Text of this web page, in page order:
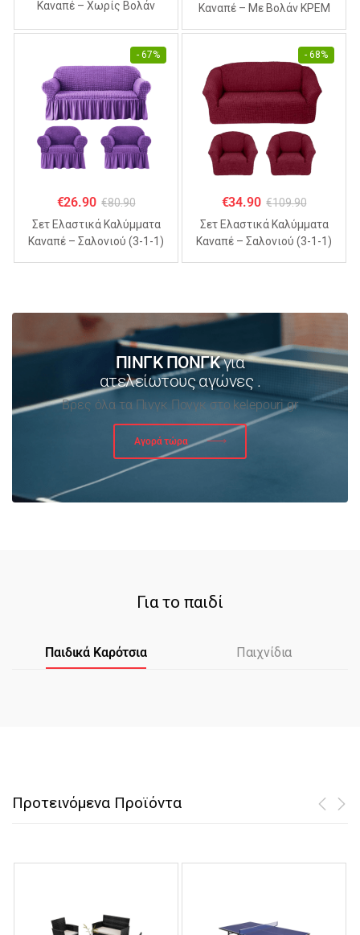
Καναπέ – Χωρίς Βολάν
Καναπέ – Με Βολάν ΚΡΕΜ
- 67%
€26.90 €80.90
Σετ Ελαστικά Καλύμματα
Καναπέ – Σαλονιού (3-1-1)
- 68%
€34.90 €109.90
Σετ Ελαστικά Καλύμματα
Καναπέ – Σαλονιού (3-1-1)
ΠΙΝΓΚ ΠΟΝΓΚγια
ατελείωτους αγώνες .
Βρες όλα τα Πινγκ Πονγκ στο kelepouri.gr
Αγορά τώρα
Για το παιδί
Παιδικά Καρότσια Παιχνίδια
Προτεινόμενα Προϊόντα